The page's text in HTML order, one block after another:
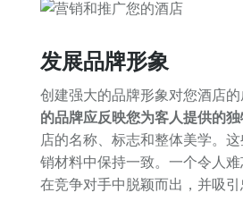
发展品牌形象
创建强大的品牌形象对您酒店的
的品牌应反映您为客人提供的
店的名称、标志和整体美学。
销材料中保持一致。一个令人
在竞争对手中脱颖而出，并吸引